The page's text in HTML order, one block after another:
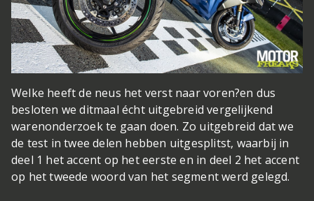
Welke heeft de neus het verst naar voren?en dus
besloten we ditmaal écht uitgebreid vergelijkend
warenonderzoek te gaan doen. Zo uitgebreid dat we
de test in twee delen hebben uitgesplitst, waarbij in
deel 1 het accent op het eerste en in deel 2 het accent
op het tweede woord van het segment werd gelegd.